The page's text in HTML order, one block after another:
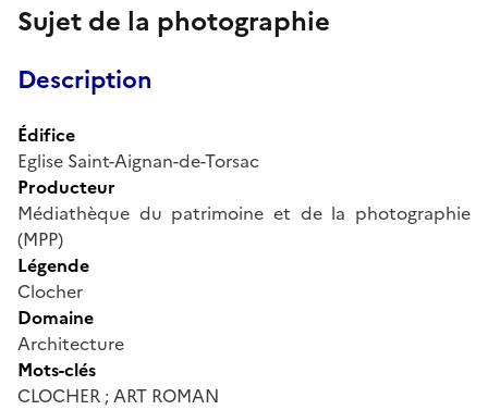
Sujet de la photographie
Description
Édifice
Eglise Saint-Aignan-de-Torsac
Producteur
Médiathèque du patrimoine et de la photographie
(MPP)
Légende
Clocher
Domaine
Architecture
Mots-clés
CLOCHER ; ART ROMAN